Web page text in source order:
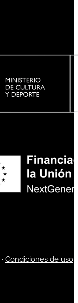
· Condiciones de uso